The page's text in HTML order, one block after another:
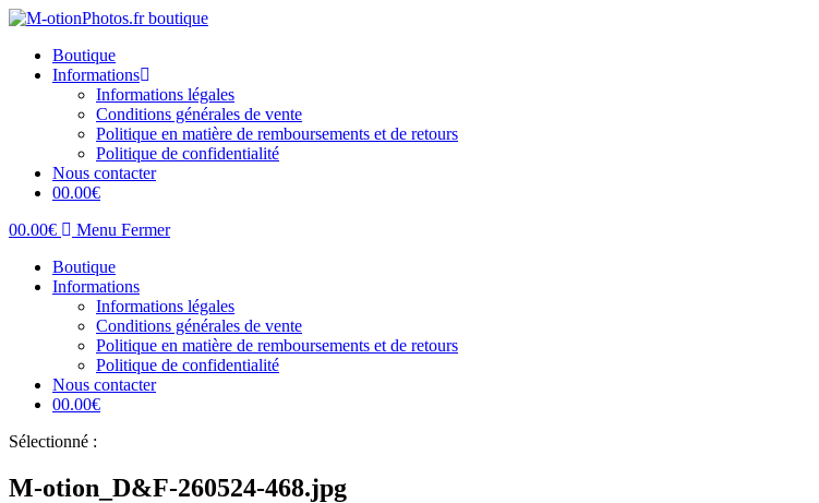
Skip
contentBoutique
Informations
Informations légales
Conditions générales de vente
Politique en matière de remboursements et de retours
Politique de confidentialité
Nous contacter
00.00€
00.00€ Menu Fermer
Boutique
Informations
Informations légales
Conditions générales de vente
Politique en matière de remboursements et de retours
Politique de confidentialité
Nous contacter
00.00€
Sélectionné :
M-otion_D&F-260524-468.jpg